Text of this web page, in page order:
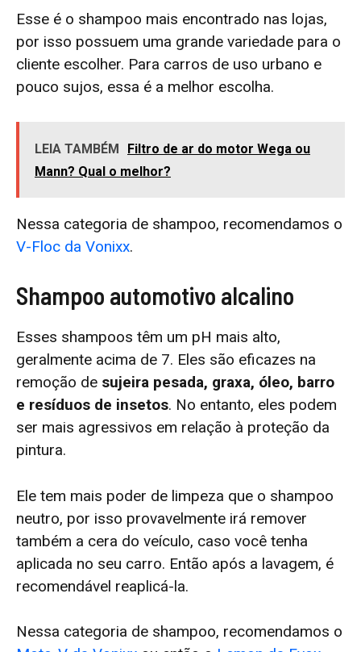
Esse é o shampoo mais encontrado nas lojas,
por isso possuem uma grande variedade para o
cliente escolher. Para carros de uso urbano e
pouco sujos, essa é a melhor escolha.
LEIA TAMBÉM
Filtro de ar do motor Wega ou
Mann? Qual o melhor?
Nessa categoria de shampoo, recomendamos o
V-Floc da Vonixx.
Shampoo automotivo alcalino
Esses shampoos têm um pH mais alto,
geralmente acima de 7. Eles são eficazes na
remoção de sujeira pesada, graxa, óleo, barro
e resíduos de insetos. No entanto, eles podem
ser mais agressivos em relação à proteção da
pintura.
Ele tem mais poder de limpeza que o shampoo
neutro, por isso provavelmente irá remover
também a cera do veículo, caso você tenha
aplicada no seu carro. Então após a lavagem, é
recomendável reaplicá-la.
Nessa categoria de shampoo, recomendamos o